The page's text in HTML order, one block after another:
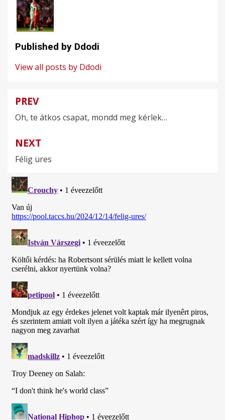
Published by Ddodi
View all posts by Ddodi
Bejegyzés
navigáció
PREV
Oh, te átkos csapat, mondd meg kérlek…
NEXT
Félig üres